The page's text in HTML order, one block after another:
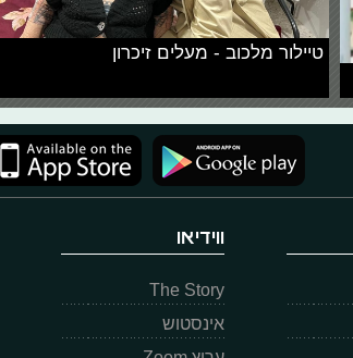
טיילור מלכוב - מעלים זיכרון
ווידיאו
The Story
אינסטוש